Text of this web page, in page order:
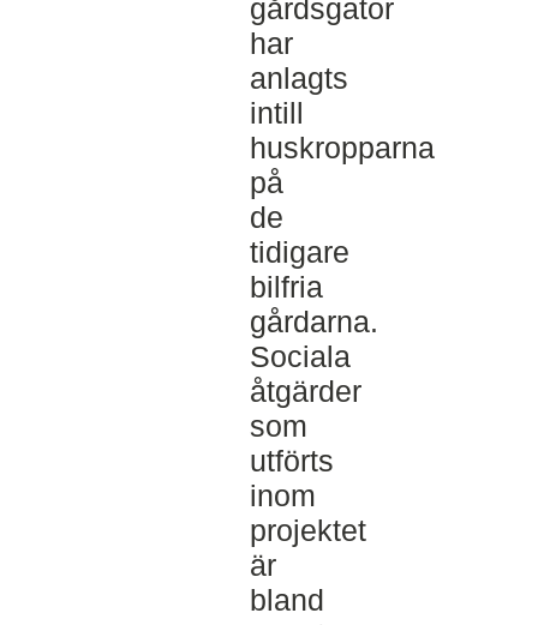
gårdsgator
har
anlagts
intill
huskropparna
på
de
tidigare
bilfria
gårdarna.
Sociala
åtgärder
som
utförts
inom
projektet
är
bland